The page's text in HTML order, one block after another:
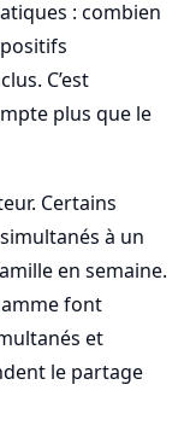
: combien
C’est
plus que le
Certains
à un
en semaine.
font
et
le partage